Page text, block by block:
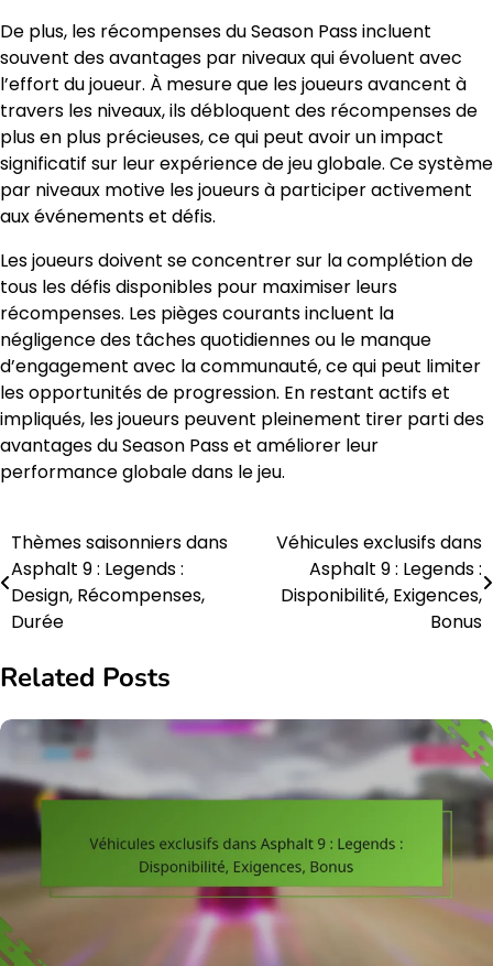
De plus, les récompenses du Season Pass incluent
souvent des avantages par niveaux qui évoluent avec
l’effort du joueur. À mesure que les joueurs avancent à
travers les niveaux, ils débloquent des récompenses de
plus en plus précieuses, ce qui peut avoir un impact
significatif sur leur expérience de jeu globale. Ce système
par niveaux motive les joueurs à participer activement
aux événements et défis.
Les joueurs doivent se concentrer sur la complétion de
tous les défis disponibles pour maximiser leurs
récompenses. Les pièges courants incluent la
négligence des tâches quotidiennes ou le manque
d’engagement avec la communauté, ce qui peut limiter
les opportunités de progression. En restant actifs et
impliqués, les joueurs peuvent pleinement tirer parti des
avantages du Season Pass et améliorer leur
performance globale dans le jeu.
Post
navigation
Thèmes saisonniers dans
Asphalt 9 : Legends :
Design, Récompenses,
Durée
Véhicules exclusifs dans
Asphalt 9 : Legends :
Disponibilité, Exigences,
Bonus
Related Posts